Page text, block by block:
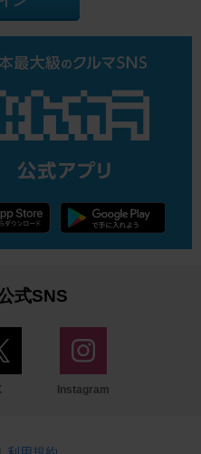
式SNS
Instagram